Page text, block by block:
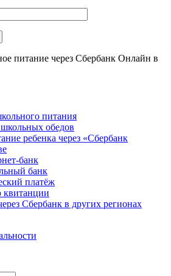
питания
обедов
ребенка через «Сбербанк
банк
банк
платёж
Сбербанк в других регионах